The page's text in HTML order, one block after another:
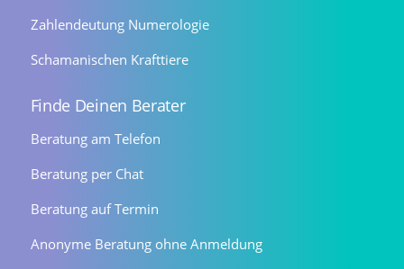
Zahlendeutung Numerologie
Schamanischen Krafttiere
Finde Deinen Berater
Beratung am Telefon
Beratung per Chat
Beratung auf Termin
Anonyme Beratung ohne Anmeldung